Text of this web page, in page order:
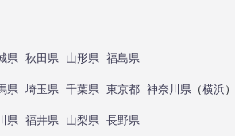
県 秋田県 山形県 福島県
県 埼玉県 千葉県 東京都 神奈川県 （横浜）
県 福井県 山梨県 長野県